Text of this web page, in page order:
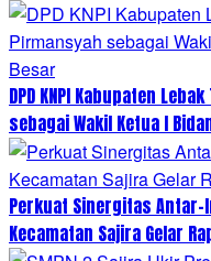
DPD KNPI Kabupaten
sebagai Wakil Ketua I
Perkuat Sinergitas
Kecamatan Sajira Gelar